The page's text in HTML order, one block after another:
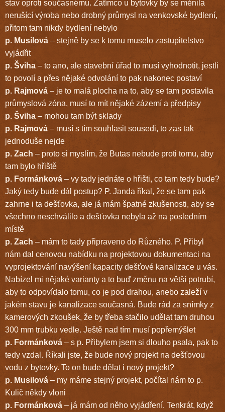
stav oproti současnému. Zatímco u bytovky by se měnila
nerušící výroba nebo drobný průmysl na venkovské bydlení,
přitom tam nikdy bydlení nebylo
p. Musilová – stejně by se k tomu muselo zastupitelstvo
vyjádřit
p. Šviha – to ano, ale stavební úřad to musí vyhodnotit, jestli
to povolí a přes nějaké odvolání to pak nakonec postaví
p. Rajmová – je to malá plocha na to, aby se tam postavila
průmyslová zóna, musí to mít nějaké zázemí a předpisy
p. Šviha – mohou tam být sklady
p. Rajmová – musí s tím souhlasit sousedi, to zas tak
jednoduše nejde
p. Zach – proto si myslím, že Butas nebude proti tomu, aby
tam bylo hřiště
p. Formánková – vy tady jednáte o hřišti, co tam tedy bude?
Jaký tedy bude dál postup? P. Janda říkal, že se tam pak
zahrne i ta dešťovka, ale já mám špatné zkušenosti, aby se
všechno neschválilo a dešťovka nebyla až na posledním
místě
p. Zach – mám to tady připraveno do Různého. P. Přibyl
nám dal cenovou nabídku na projektovou dokumentaci na
vyprojektování navýšení kapacity dešťové kanalizace u vás.
Nabízel mi nějaké varianty a to buď změnu na větší potrubí,
aby to odpovídalo tomu, co je pod drahou, anebo zaleží v
jakém stavu je kanalizace současná. Bude rád za snímky z
kamerových zkoušek, že by třeba stačilo udělat tam druhou
300 mm trubku vedle. Ještě nad tím musí popřemýšlet
p. Formánková – s p. Přibylem jsem si dlouho psala, pak to
tedy vzdal. Říkali jste, že bude nový projekt na dešťovou
vodu z bytovky. To on bude dělat i nový projekt?
p. Musilová – my máme stejný projekt, počítal nám to p.
Kulič někdy vloni
p. Formánková – já mám od něho vyjádření. Tenkrát, když